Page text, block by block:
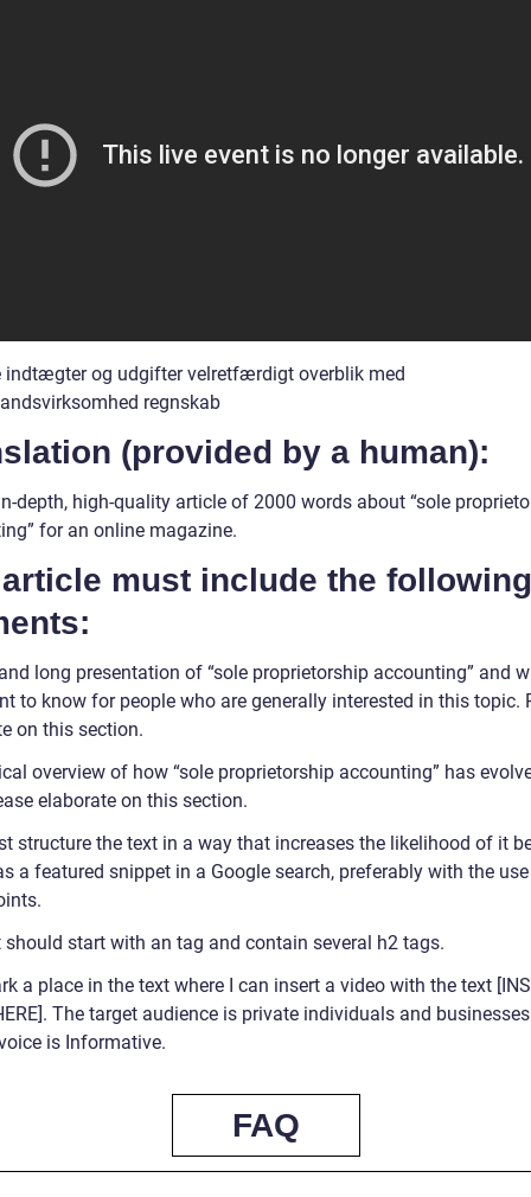
indtægter og udgifter velretfærdigt overblik med
regnskab
(provided by a human):
depth, high-quality article of 2000 words about “sole
for an online magazine.
must include the following
long presentation of “sole proprietorship accounting” and
to know for people who are generally interested in this topic.
on this section.
overview of how “sole proprietorship accounting” has
elaborate on this section.
structure the text in a way that increases the likelihood of it
a featured snippet in a Google search, preferably with the
should start with an tag and contain several h2 tags.
a place in the text where I can insert a video with the text
The target audience is private individuals and
is Informative.
FAQ